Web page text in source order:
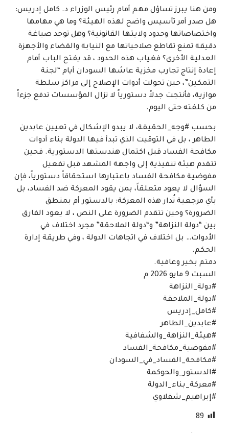
ومن هنا يبرز تساؤل مهم أمام رئيس الوزراء د. كامل إدريس:
هل صدر أمر تأسيس واضح لهذه الهيئة؟ وما هي مهامها
واختصاصاتها وحدود ولايتها القانونية؟ وهل توجد صياغة
دقيقة تمنع تقاطع صلاحياتها مع النيابة والقضاء والأجهزة
العدلية الأخرى؟ فغياب هذه الحدود ، قد يفتح الباب أمام
إعادة إنتاج تجارب مخزية عاشها السودان أيام “لجنة
التمكين”، حين تحولت أدوات الإصلاح إلى مراكز سلطة
موازية، فأنتجت جدلاً دستورياً لا تزال المؤسسات تدفع جزءاً
من كلفته حتى اليوم.
بحسب #وجه_الحقيقة، لا يبدو الإشكال في تعيين عابدين
الطاهر ، بل في التوقيت الذي تبدأ فيها الدولة بناء أدوات
مكافحة الفساد قبل اكتمال هندستها الدستورية. فحين
تتقدم هيئة تنفيذية إلى واجهة المشهد قبل تفعيل
مفوضية مكافحة الفساد باعتبارها استحقاقاً دستورياً، فإن
السؤال لا يعود متعلقاً، بمن يقود المعركة ضد الفساد، بل
بأي مرجعية تُدار هذه المعركة: بالدستور أم بمنطق
الضرورة؟ وحين تتقدم الضرورة على النص ، لا يعود الفارق
بين “دولة النزاهة” و“دولة الملاحقة” مجرد اختلاف في
الأدوات… بل اختلاف في اتجاهات الدولة ، وفي طريقة إدارة
الحكم.
دمتم بخير وعافية.
السبت 9 مايو 2026 م
#دولة_النزاهة
#دولة_الملاحقة
#كامل_إدريس
#عابدين_الطاهر
#هيئة_النزاهة_والشفافية
#مفوضية_مكافحة_الفساد
#مكافحة_الفساد_في_السودان
#الدستور_والحوكمة
#معركة_بناء_الدولة
#إبراهيم_شقلاوي
89